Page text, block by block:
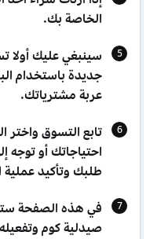
الخاصة بك.
سينبغي عليك أولا
جديدة باستخدام
عربة مشترياتك.
تابع التسوق واختر
احتياجاتك أو توجه
طلبك وتأكيد عملية
في هذه الصفحة
صيدلية كوم